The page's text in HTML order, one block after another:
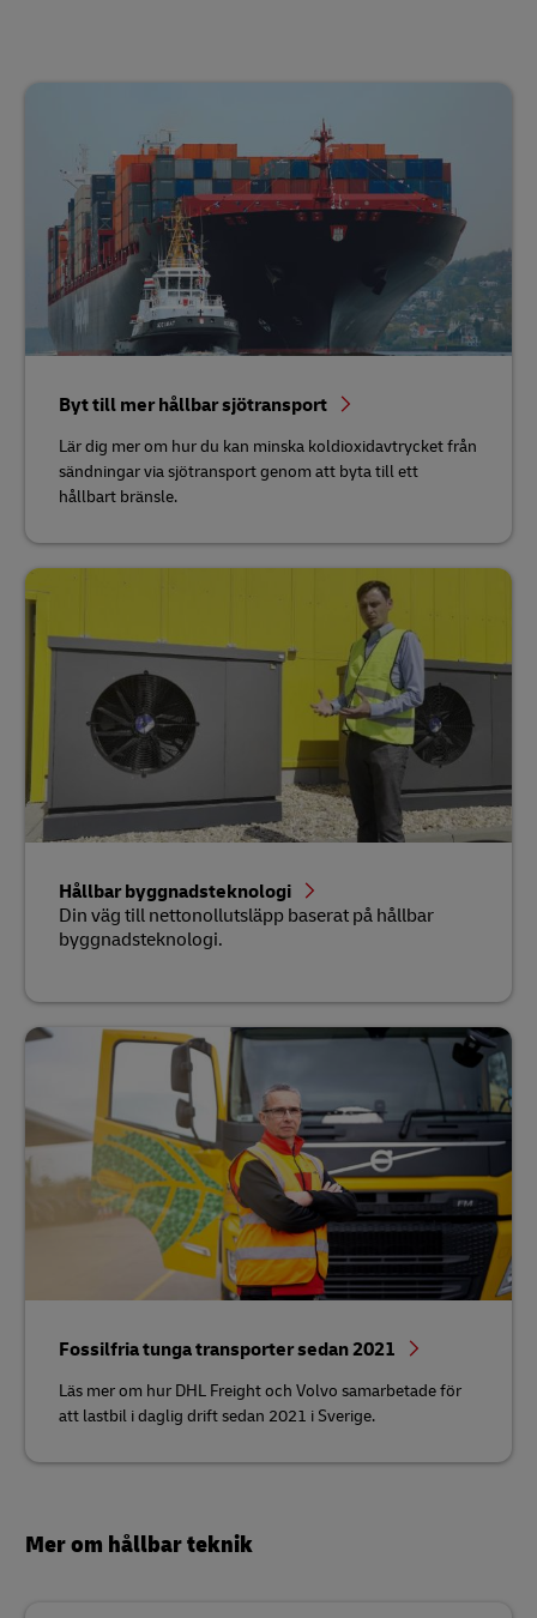
Byt till mer hållbar sjötransport
Lär dig mer om hur du kan minska koldioxidavtrycket från
sändningar via sjötransport genom att byta till ett
hållbart bränsle.
Hållbar byggnadsteknologi
Din väg till nettonollutsläpp baserat på hållbar
byggnadsteknologi.
Fossilfria tunga transporter sedan 2021
Läs mer om hur DHL Freight och Volvo samarbetade för
att lastbil i daglig drift sedan 2021 i Sverige.
Mer om hållbar teknik